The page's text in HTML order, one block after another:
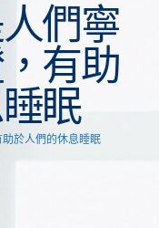
們寧
有助
眠
於人們的休息睡眠